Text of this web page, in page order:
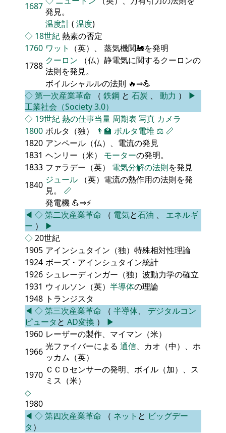
1687 発見。
温度計( 温度)
◇ 18世紀熱素の否定
1760 ワット
（英）、 蒸気機関🚂を発明
1788 クーロン （仏）静電気に関するクーロンの
法則を発見。
ボイルシャルルの法則 🔥⇒💪
◇第一次産業革命 （ 鉄鋼 と 石炭 、 動力 ） ▶
工業社会（Society 3.0）
◇ 19世紀熱の仕事当量 周期表 写真 カメラ
1800 ボルタ（独） 👨‍🏫 ボルタ電堆 ⚖️ 📏
1820 アンペール（仏）、電流の発見
1831 ヘンリー（米） モーターの発明。
1833 ファラデー（英） 電気分解の法則を発見
1840 ジュール （英）電流の熱作用の法則を発
見。 📏
発電機 💪⇒⚡
◀ ◇第二次産業革命 （ 電気と石油 、 エネルギ
ー ） ▶
◇20世紀
1905 アインシュタイン（独）特殊相対性理論
1924 ボーズ・アインシュタイン統計
1926 シュレーディンガー（独）波動力学の確立
1931 ウィルソン（英） 半導体の理論
1948 トランジスタ
◀ ◇第三次産業革命 （ 半導体、 デジタルコン
ピュータ と AD変換 ） ▶
1960 レーザーの製作、マイマン（米）
1966 光ファイバーによる 通信、カオ（中）、ホ
ッカム（英）
1970 ＣＣＤセンサーの発明、ボイル（加）、ス
ミス（米）
◇
1980
◀ ◇第四次産業革命 （ ネット と ビッグデー
タ ）